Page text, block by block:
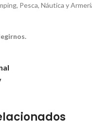
Pesca, Náutica y